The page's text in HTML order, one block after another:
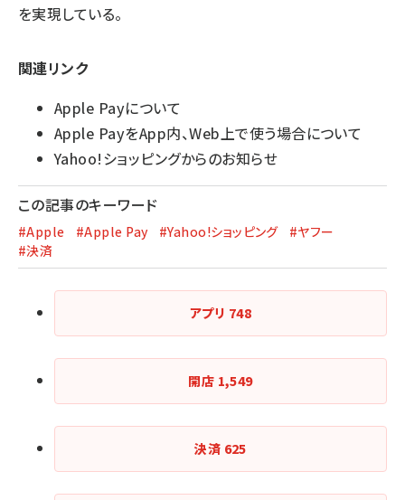
を実現している。
関連リンク
Apple Payについて
Apple PayをApp内、Web上で使う場合について
Yahoo!ショッピングからのお知らせ
この記事のキーワード
#Apple #Apple Pay #Yahoo!ショッピング
#ヤフー
#決済
アプリ 748
開店 1,549
決済 625